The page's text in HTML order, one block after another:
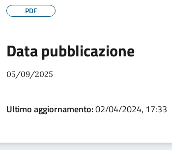
PDF
Data pubblicazione
05/09/2025
Ultimo aggiornamento:02/04/2024, 17:33